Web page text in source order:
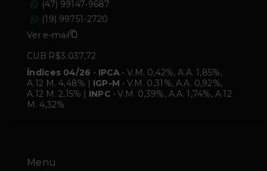
Menu
(47) 99147-9687
(19) 99751-2720
Ver e-mail
CUB R$3.037,72
Índices 04/26 - IPCA • V.M. 0,42%, A.A. 1,85%,
A.12 M. 4,48% | IGP-M • V.M. 0,31%, A.A. 0,92%,
A.12 M. 2,15% | INPC • V.M. 0,39%, A.A. 1,74%, A.12
M. 4,32%